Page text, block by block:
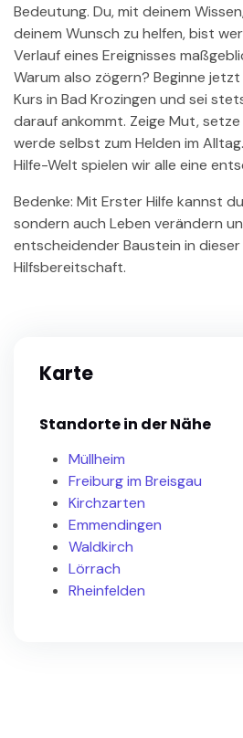
Bedeutung. Du, mit deinem
deinem Wunsch zu helfen, bist
Verlauf eines Ereignisses
Warum also zögern? Beginne
Kurs in Bad Krozingen und sei
darauf ankommt. Zeige Mut,
werde selbst zum Helden im
Hilfe-Welt spielen wir alle eine
Bedenke: Mit Erster Hilfe kannst
sondern auch Leben verändern
entscheidender Baustein in
Hilfsbereitschaft.
Karte
Standorte in der Nähe
Müllheim
Freiburg im Breisgau
Kirchzarten
Emmendingen
Waldkirch
Lörrach
Rheinfelden